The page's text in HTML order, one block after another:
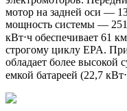
мотор на задней оси —
мощность системы — 251
кВт⋅ч обеспечивает 61
строгому циклу EPA.
обладает более
емкой батареей (22,7